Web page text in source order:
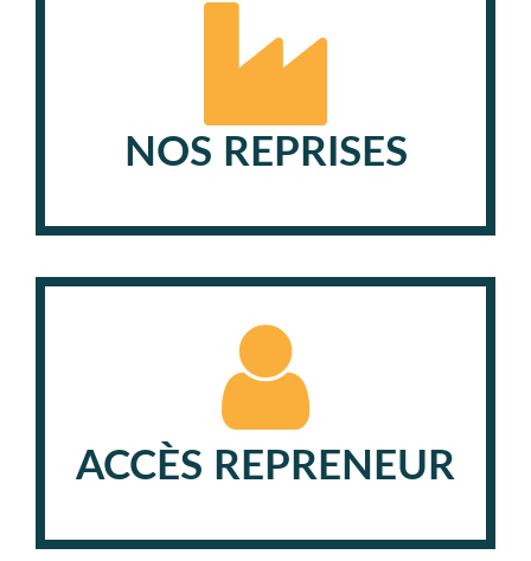
NOS REPRISES
ACCÈS REPRENEUR